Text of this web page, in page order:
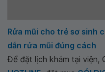
Rửa mũi cho trẻ sơ sinh
dẫn rửa mũi đúng cách
Để đặt lịch khám tại viện,